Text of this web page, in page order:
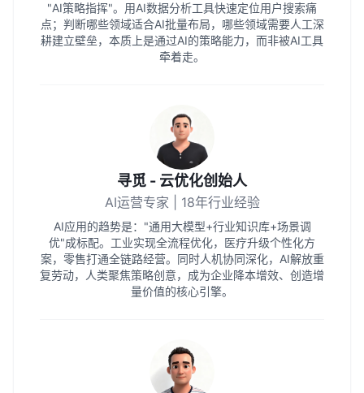
"AI策略指挥"。用AI数据分析工具快速定位用户搜索痛
点；判断哪些领域适合AI批量布局，哪些领域需要人工深
耕建立壁垒，本质上是通过AI的策略能力，而非被AI工具
牵着走。
寻觅 - 云优化创始人
AI运营专家 | 18年行业经验
AI应用的趋势是："通用大模型+行业知识库+场景调
优"成标配。工业实现全流程优化，医疗升级个性化方
案，零售打通全链路经营。同时人机协同深化，AI解放重
复劳动，人类聚焦策略创意，成为企业降本增效、创造增
量价值的核心引擎。